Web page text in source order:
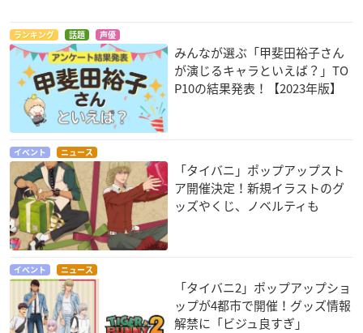
ランキング 話題 声優
みんなが選ぶ「甲斐田裕子さん
が演じるキャラといえば？」TO
P10の結果発表！【2023年版】
イベント ニュース
「タイバニ」ポップアップスト
ア開催決定！新規イラストのグ
ッズやくじ、ノベルティも
イベント ニュース
「タイバニ2」ポップアップショ
ップが4都市で開催！グッズ情報
解禁に「ビジュ良すぎ」